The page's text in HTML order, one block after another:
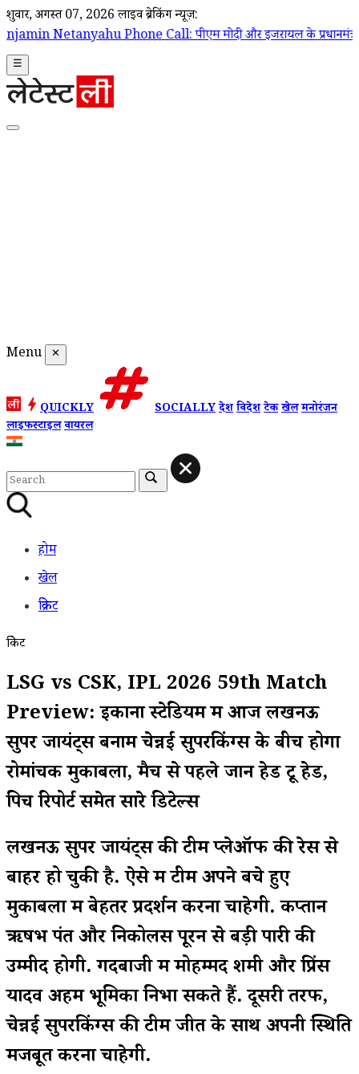
शुक्रवार, अगस्त 07, 2026 लाइव ब्रेकिंग न्यूज़:
Call: पीएम मोदी और इजरायल के प्रधानमंत्री बेंजामिन नेतन्याहू के
☰
Menu ✕
QUICKLY SOCIALLYदेशविदेशटेकखेलमनोरंजन
लाइफस्टाइलवायरल
होम
खेल
क्रिकेट
क्रिकेट
LSG vs CSK, IPL 2026 59th Match
Preview: इकाना स्टेडियम में आज लखनऊ
सुपर जायंट्स बनाम चेन्नई सुपरकिंग्स के बीच होगा
रोमांचक मुकाबला, मैच से पहले जानें हेड टू हेड,
पिच रिपोर्ट समेत सारे डिटेल्स
लखनऊ सुपर जायंट्स की टीम प्लेऑफ की रेस से
बाहर हो चुकी है. ऐसे में टीम अपने बचे हुए
मुकाबलों में बेहतर प्रदर्शन करना चाहेगी. कप्तान
ऋषभ पंत और निकोलस पूरन से बड़ी पारी की
उम्मीद होगी. गेंदबाजी में मोहम्मद शमी और प्रिंस
यादव अहम भूमिका निभा सकते हैं. दूसरी तरफ,
चेन्नई सुपरकिंग्स की टीम जीत के साथ अपनी स्थिति
मजबूत करना चाहेगी.